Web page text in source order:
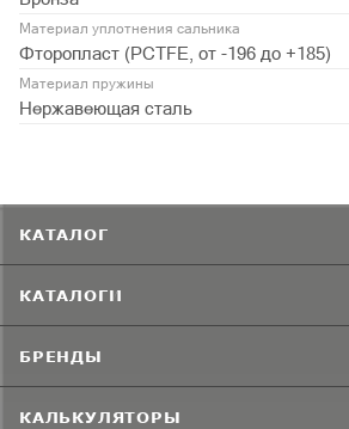
Материал уплотнения сальника
Фторопласт (PСTFE, от -196 до +185)
Материал пружины
Нержавеющая сталь
КАТАЛОГ
КАТАЛОГИ
БРЕНДЫ
КАЛЬКУЛЯТОРЫ